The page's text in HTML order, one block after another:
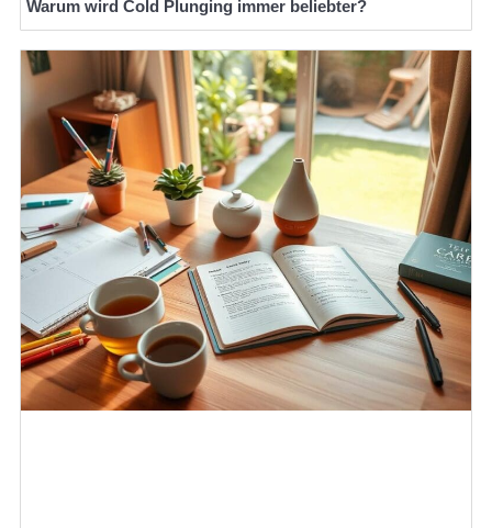
Warum wird Cold Plunging immer beliebter?